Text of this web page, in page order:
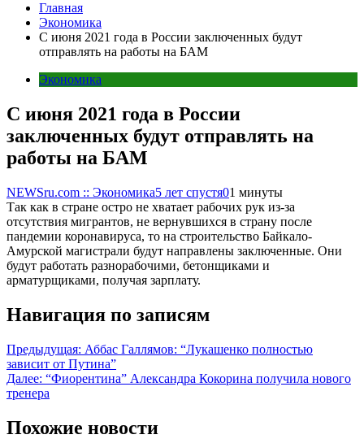
Главная
Экономика
С июня 2021 года в России заключенных будут
отправлять на работы на БАМ
Экономика
С июня 2021 года в России
заключенных будут отправлять на
работы на БАМ
NEWSru.com :: Экономика5 лет спустя01 минуты
Так как в стране остро не хватает рабочих рук из-за
отсутствия мигрантов, не вернувшихся в страну после
пандемии коронавируса, то на строительство Байкало-
Амурской магистрали будут направлены заключенные. Они
будут работать разнорабочими, бетонщиками и
арматурщиками, получая зарплату.
Навигация по записям
Предыдущая: Аббас Галлямов: “Лукашенко полностью
зависит от Путина”
Далее: “Фиорентина” Александра Кокорина получила нового
тренера
Похожие новости